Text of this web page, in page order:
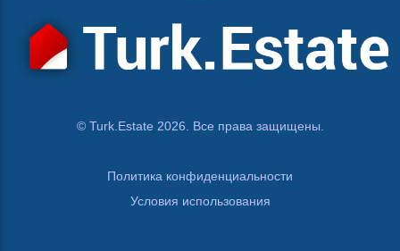
© Turk.Estate 2026. Все права защищены.
Политика конфиденциальности
Условия использования